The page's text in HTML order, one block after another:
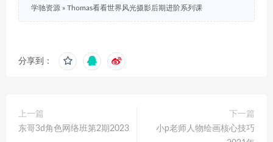
学驰资源 » Thomas看看世界风光摄影后期进阶系列课
分享到：
上一篇
东哥3d角色网络班第2期2023
下一篇
小p老师人物绘画核心技巧